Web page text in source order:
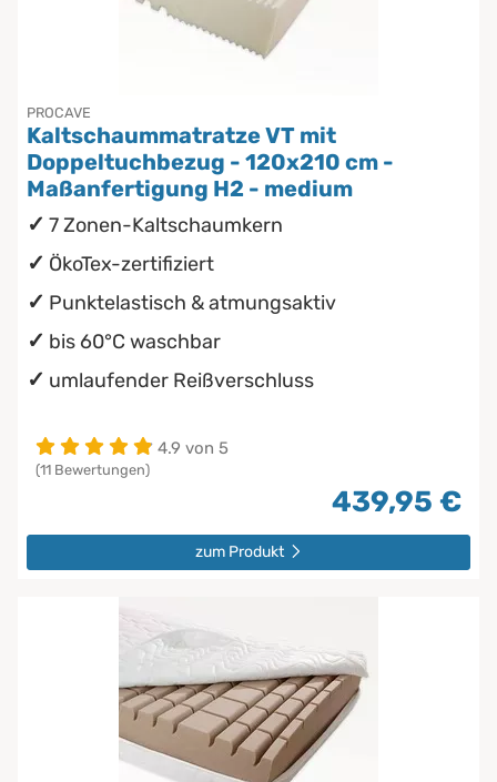
PROCAVE
Kaltschaummatratze VT mit
Doppeltuchbezug - 120x210 cm -
Maßanfertigung H2 - medium
7 Zonen-Kaltschaumkern
ÖkoTex-zertifiziert
Punktelastisch & atmungsaktiv
bis 60°C waschbar
umlaufender Reißverschluss
4.9 von 5
(11 Bewertungen)
439,95 €
zum Produkt
wasserdichte Matratzenschoner
Die besten Sommerbettdecken
Die richtige Matratze kaufen